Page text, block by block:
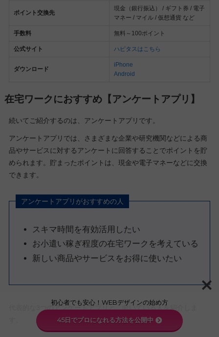
ポイント交換先
現金（銀行振込） / ギフト券 / 電子
マネー / マイル / 仮想通貨 など
手数料 無料～100ポイント
公式サイト ハピタスはこちら
ダウンロード
iPhone
Android
在宅ワークにおすすめ【アンケートアプリ】
続いてご紹介するのは、アンケートアプリです。
アンケートアプリでは、さまざまな企業や研究機関などによる商
品やサービスに対するアンケートに回答することでポイントを貯
められます。貯まったポイントは、現金や電子マネーなどに交換
できます。
アンケートアプリがおすすめの人
スキマ時間を有効活用したい
お小遣い稼ぎ程度の在宅ワークを考えている
新しい商品やサービスをお得に使いたい
代表的な3つのアンケートアプリと、向いている人を紹介しま
初心者でも安心！WEBデザインの始め方
45日でプロになれる方法を公開中